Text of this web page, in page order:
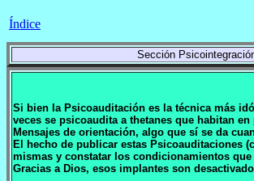
Índice
Sección
Si bien la Psicoauditación es la técnica más
veces se psicoaudita a thetanes que habitan
Mensajes de orientación, algo que sí se da
El hecho de publicar estas Psicoauditaciones
mismas y constatar los condicionamientos
Gracias a Dios, esos implantes son